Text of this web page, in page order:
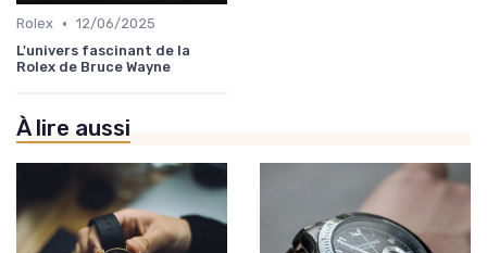
Rolex • 12/06/2025
L'univers fascinant de la
Rolex de Bruce Wayne
À lire aussi